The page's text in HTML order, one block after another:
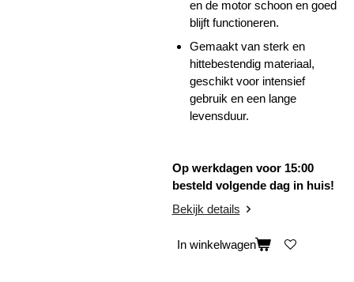
en de motor schoon en goed
blijft functioneren.
Gemaakt van sterk en
hittebestendig materiaal,
geschikt voor intensief
gebruik en een lange
levensduur.
Op werkdagen voor 15:00
besteld volgende dag in huis!
Bekijk details
In winkelwagen